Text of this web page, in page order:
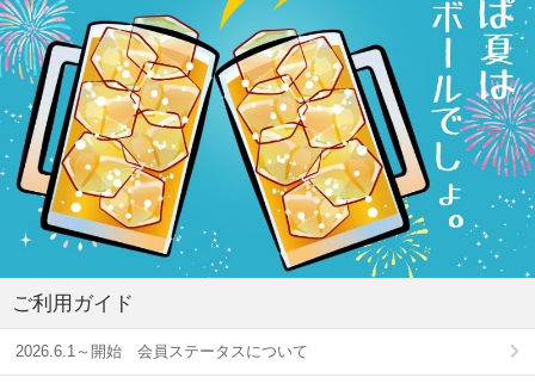
ご利用ガイド
2026.6.1～開始 会員ステータスについて